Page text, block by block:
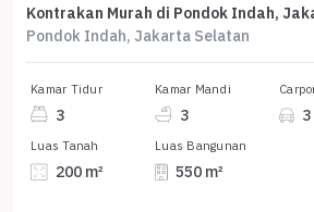
Pondok Indah, Jakarta Selatan
Kamar Tidur
3
Kamar Mandi
3 3
Luas Tanah
200 m²
Luas Bangunan
550 m²